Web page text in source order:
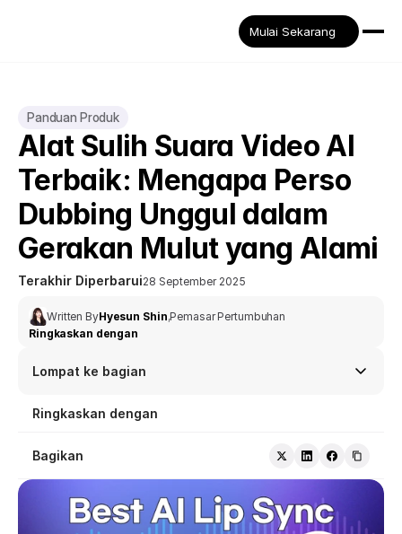
Mulai Sekarang
Panduan Produk
Alat Sulih Suara Video AI
Terbaik: Mengapa Perso
Dubbing Unggul dalam
Gerakan Mulut yang Alami
Terakhir Diperbarui28 September 2025
Written ByHyesun Shin,Pemasar Pertumbuhan
Ringkaskan dengan
Lompat ke bagian
Ringkaskan dengan
Bagikan